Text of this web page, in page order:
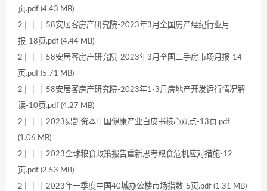
页.pdf (4.43 MB)
2│ │ │ 58安居客房产研究院-2023年3月全国房产经纪行业月
报-18页.pdf (4.44 MB)
2│ │ │ 58安居客房产研究院-2023年3月全国二手房市场月报-14
页.pdf (5.71 MB)
2│ │ │ 58安居客房产研究院-2023年1-3月房地产开发运行情况解
读-10页.pdf (4.27 MB)
2│ │ │ 2023易凯资本中国健康产业白皮书核心观点-13页.pdf
(1.06 MB)
2│ │ │ 2023全球粮食政策报告重新思考粮食危机应对措施-12
页.pdf (2.53 MB)
2│ │ │ 2023年一季度中国40城办公楼市场指数-5页.pdf (1.31 MB)